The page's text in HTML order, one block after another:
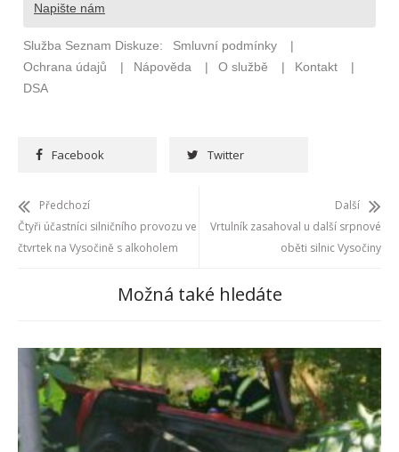
Facebook Twitter
Předchozí
Čtyři účastníci silničního provozu ve
čtvrtek na Vysočině s alkoholem
Další
Vrtulník zasahoval u další srpnové
oběti silnic Vysočiny
Možná také hledáte